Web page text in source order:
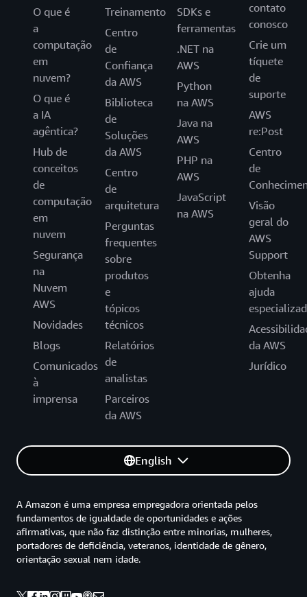
O que é
a
computação
em
nuvem?
O que é
a IA
agêntica?
Hub de
conceitos
de
computação
em
nuvem
Segurança
na
Nuvem
AWS
Novidades
Blogs
Comunicados
à
imprensa
Treinamento
Centro
de
Confiança
da AWS
Biblioteca
de
Soluções
da AWS
Centro
de
arquitetura
Perguntas
frequentes
sobre
produtos
e
tópicos
técnicos
Relatórios
de
analistas
Parceiros
da AWS
SDKs e
ferramentas
.NET na
AWS
Python
na AWS
Java na
AWS
PHP na
AWS
JavaScript
na AWS
contato
conosco
Crie um
tíquete
de
suporte
AWS
re:Post
Centro
de
Visão
geral do
AWS
Support
Obtenha
ajuda
da AWS
Jurídico
English
A Amazon é uma empresa empregadora orientada pelos
fundamentos de igualdade de oportunidades e ações
afirmativas, que não faz distinção entre minorias, mulheres,
portadores de deficiência, veteranos, identidade de gênero,
orientação sexual nem idade.